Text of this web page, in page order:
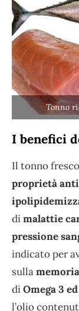
Tonno
I benefici
Il tonno
proprietà
dimalattie
pressione
indicato per
sullamemoria
diOmega 3
l’olio